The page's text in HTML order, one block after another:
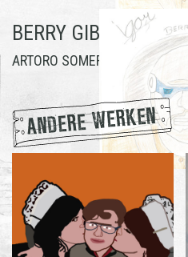
BERRY GIBB -IGOR
ARTORO SOMEREN
ANDERE WERKEN